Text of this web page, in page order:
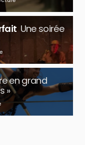
Une soirée
en grand
»